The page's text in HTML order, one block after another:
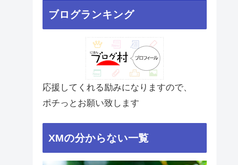
ブログランキング
応援してくれる励みになりますので、
ポチっとお願い致します
XMの分からない一覧